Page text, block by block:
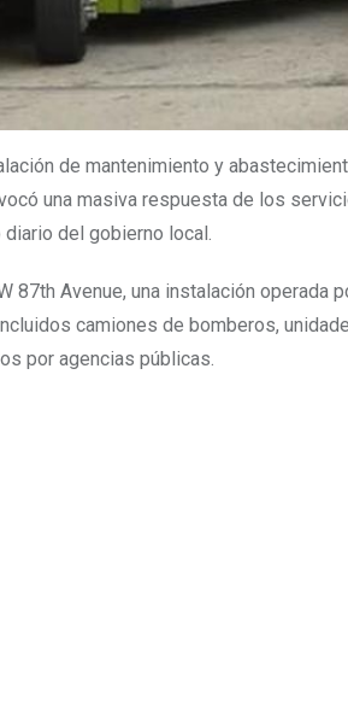
de mantenimiento y
una masiva respuesta de los
del gobierno local.
87th Avenue, una instalación operada
camiones de bomberos,
por agencias públicas.